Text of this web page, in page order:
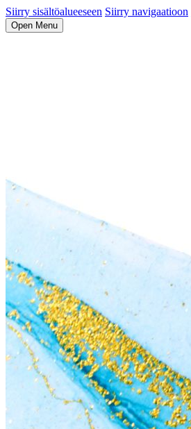
Siirry sisältöalueeseen Siirry navigaatioon
Open Menu